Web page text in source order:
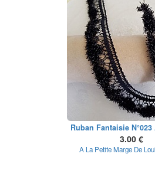
Ruban Fantaisie
3.00 €
A La Petite Marge De